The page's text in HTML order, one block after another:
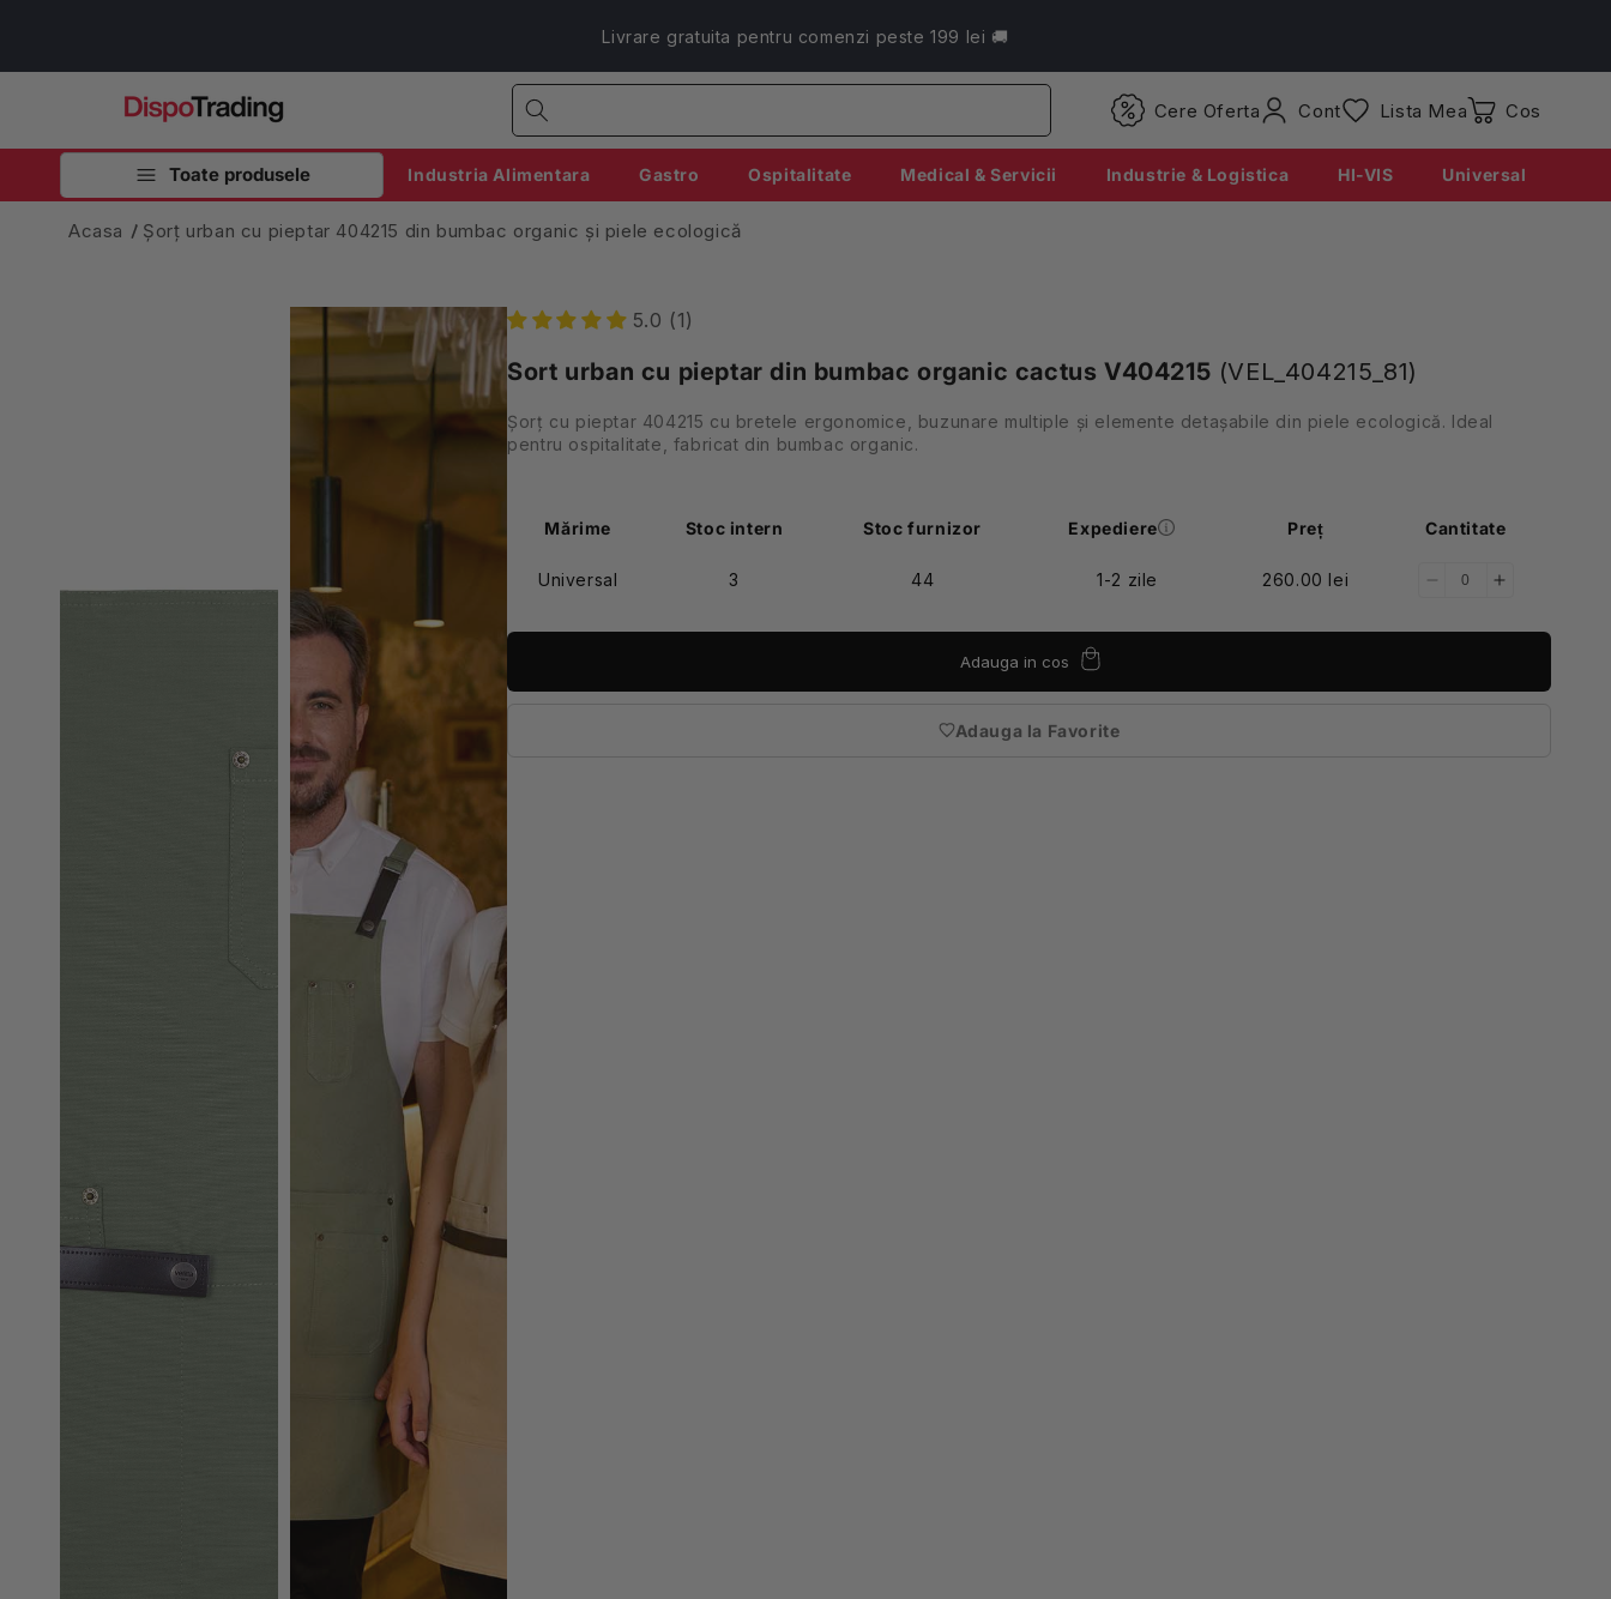
Livrare gratuita pentru comenzi peste 199 lei 🚚
Cere Oferta Cont
Conectati-
va
Lista Mea Coș
Toate produsele Industria Alimentara Gastro Ospitalitate Medical & Servicii Industrie & Logistica HI-VIS Universal
Acasa Șorț urban cu pieptar 404215 din bumbac organic și piele ecologică
5.0 (1)
Sort urban cu pieptar din bumbac organic cactus V404215 (VEL_404215_81)
Șorț cu pieptar 404215 cu bretele ergonomice, buzunare multiple și elemente detașabile din piele ecologică. Ideal
pentru ospitalitate, fabricat din bumbac organic.
Mărime Stoc intern Stoc furnizor Expediere Preț Cantitate
Universal 3 44 1-2 zile 260.00 lei
ReducețiCreșteți
pentru
Adauga in cos
Adauga la Favorite
(necesita